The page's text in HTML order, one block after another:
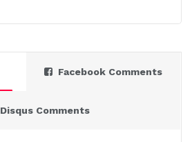
Facebook Comments
Disqus Comments